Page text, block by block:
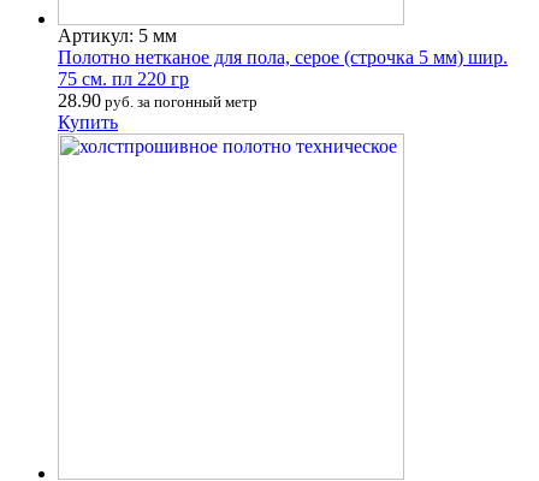
Артикул: 5 мм
Полотно нетканое для пола, серое (строчка 5 мм) шир.
75 см. пл 220 гр
28.90 руб. за погонный метр
Купить